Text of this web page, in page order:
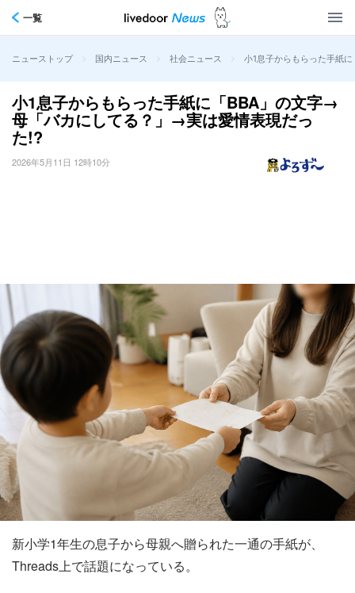
一覧
ニューストップ > 国内ニュース > 社会ニュース > 小1息子からもらった手紙
小1息子からもらった手紙に「BBA」の文字→
母「バカにしてる？」→実は愛情表現だっ
た!?
2026年5月11日 12時10分
新小学1年生の息子から母親へ贈られた一通の手紙が、
Threads上で話題になっている。